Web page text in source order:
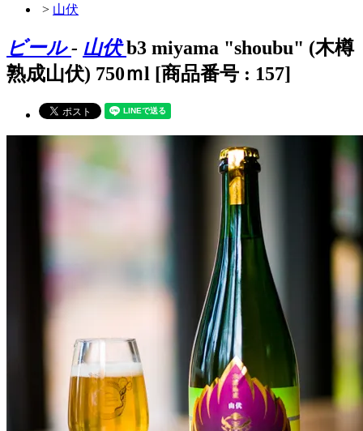
> 山伏
ビール- 山伏b3 miyama "shoubu" (木樽
熟成山伏) 750ｍl [商品番号 : 157]